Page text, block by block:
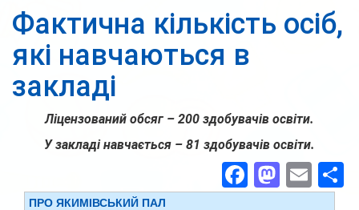
Фактична кількість осіб,
які навчаються в
закладі
Ліцензований обсяг – 200 здобувачів освіти.
У закладі навчається – 81 здобувачів освіти.
Facebook
ПРО ЯКИМІВСЬКИЙ ПАЛ